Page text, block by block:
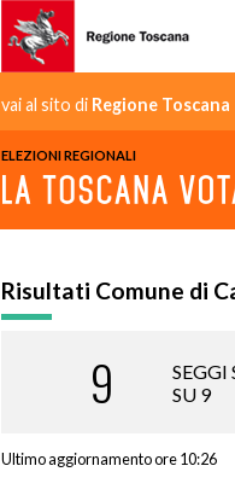
vai al sito di Regione Toscana
ELEZIONI REGIONALI
Risultati Comune di
9
SU 9
Ultimo aggiornamento ore 10:26